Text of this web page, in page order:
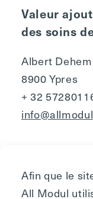
Afin que le
All Modul
Valeur
des soins
Albert
8900 Ypres
+ 32